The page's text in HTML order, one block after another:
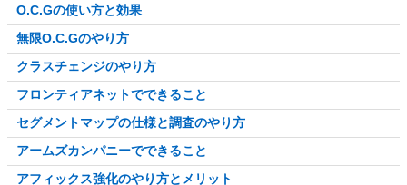
O.C.Gの使い方と効果
無限O.C.Gのやり方
クラスチェンジのやり方
フロンティアネットでできること
セグメントマップの仕様と調査のやり方
アームズカンパニーでできること
アフィックス強化のやり方とメリット